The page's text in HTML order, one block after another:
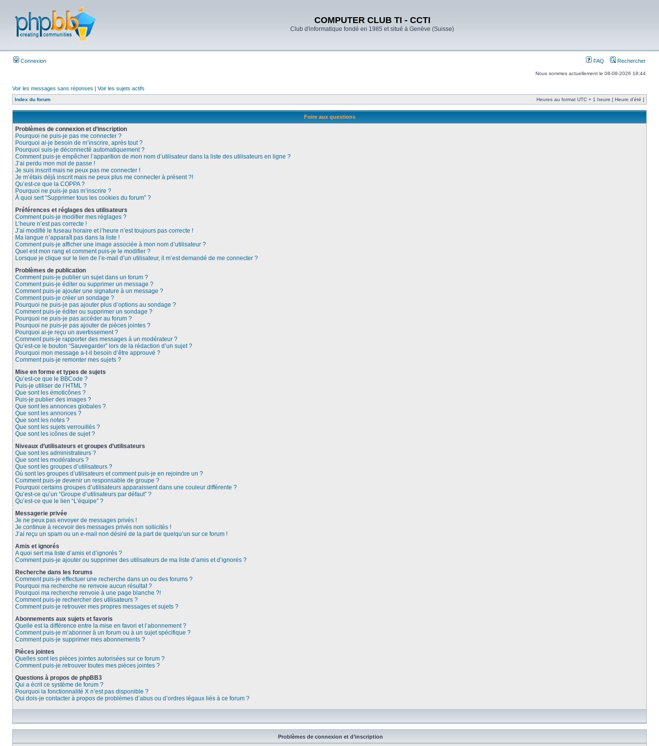
COMPUTER CLUB TI - CCTI
Club d'informatique fondé en 1985 et situé à Genève (Suisse)
Connexion FAQ Rechercher
Nous sommes actuellement le 08-08-2026 18:44
Voir les messages sans réponses | Voir les sujets actifs
Index du forum Heures au format UTC + 1 heure [ Heure d’été ]
Foire aux questions
Problèmes de connexion et d’inscription
Pourquoi ne puis-je pas me connecter ?
Pourquoi ai-je besoin de m’inscrire, après tout ?
Pourquoi suis-je déconnecté automatiquement ?
Comment puis-je empêcher l’apparition de mon nom d’utilisateur dans la liste des utilisateurs en ligne ?
J’ai perdu mon mot de passe !
Je suis inscrit mais ne peux pas me connecter !
Je m’étais déjà inscrit mais ne peux plus me connecter à présent ?!
Qu’est-ce que la COPPA ?
Pourquoi ne puis-je pas m’inscrire ?
À quoi sert “Supprimer tous les cookies du forum” ?
Préférences et réglages des utilisateurs
Comment puis-je modifier mes réglages ?
L’heure n’est pas correcte !
J’ai modifié le fuseau horaire et l’heure n’est toujours pas correcte !
Ma langue n’apparaît pas dans la liste !
Comment puis-je afficher une image associée à mon nom d’utilisateur ?
Quel est mon rang et comment puis-je le modifier ?
Lorsque je clique sur le lien de l’e-mail d’un utilisateur, il m’est demandé de me connecter ?
Problèmes de publication
Comment puis-je publier un sujet dans un forum ?
Comment puis-je éditer ou supprimer un message ?
Comment puis-je ajouter une signature à un message ?
Comment puis-je créer un sondage ?
Pourquoi ne puis-je pas ajouter plus d’options au sondage ?
Comment puis-je éditer ou supprimer un sondage ?
Pourquoi ne puis-je pas accéder au forum ?
Pourquoi ne puis-je pas ajouter de pièces jointes ?
Pourquoi ai-je reçu un avertissement ?
Comment puis-je rapporter des messages à un modérateur ?
Qu’est-ce le bouton “Sauvegarder” lors de la rédaction d’un sujet ?
Pourquoi mon message a-t-il besoin d’être approuvé ?
Comment puis-je remonter mes sujets ?
Mise en forme et types de sujets
Qu’est-ce que le BBCode ?
Puis-je utiliser de l’HTML ?
Que sont les émoticônes ?
Puis-je publier des images ?
Que sont les annonces globales ?
Que sont les annonces ?
Que sont les notes ?
Que sont les sujets verrouillés ?
Que sont les icônes de sujet ?
Niveaux d’utilisateurs et groupes d’utilisateurs
Que sont les administrateurs ?
Que sont les modérateurs ?
Que sont les groupes d’utilisateurs ?
Où sont les groupes d’utilisateurs et comment puis-je en rejoindre un ?
Comment puis-je devenir un responsable de groupe ?
Pourquoi certains groupes d’utilisateurs apparaissent dans une couleur différente ?
Qu’est-ce qu’un “Groupe d’utilisateurs par défaut” ?
Qu’est-ce que le lien “L’équipe” ?
Messagerie privée
Je ne peux pas envoyer de messages privés !
Je continue à recevoir des messages privés non sollicités !
J’ai reçu un spam ou un e-mail non désiré de la part de quelqu’un sur ce forum !
Amis et ignorés
A quoi sert ma liste d’amis et d’ignorés ?
Comment puis-je ajouter ou supprimer des utilisateurs de ma liste d’amis et d’ignorés ?
Recherche dans les forums
Comment puis-je effectuer une recherche dans un ou des forums ?
Pourquoi ma recherche ne renvoie aucun résultat ?
Pourquoi ma recherche renvoie à une page blanche ?!
Comment puis-je rechercher des utilisateurs ?
Comment puis-je retrouver mes propres messages et sujets ?
Abonnements aux sujets et favoris
Quelle est la différence entre la mise en favori et l’abonnement ?
Comment puis-je m’abonner à un forum ou à un sujet spécifique ?
Comment puis-je supprimer mes abonnements ?
Pièces jointes
Quelles sont les pièces jointes autorisées sur ce forum ?
Comment puis-je retrouver toutes mes pièces jointes ?
Questions à propos de phpBB3
Qui a écrit ce système de forum ?
Pourquoi la fonctionnalité X n’est pas disponible ?
Qui dois-je contacter à propos de problèmes d’abus ou d’ordres légaux liés à ce forum ?
Problèmes de connexion et d’inscription